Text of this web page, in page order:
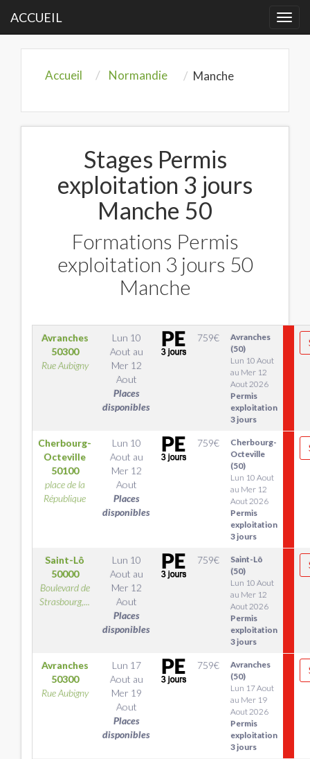
ACCUEIL
Accueil Normandie Manche
Stages Permis
exploitation 3 jours
Manche 50
Formations Permis
exploitation 3 jours 50
Manche
Avranches
50300
Rue Aubigny
Lun 10
Aout au
Mer 12
Aout
Places
disponibles
759€
Avranches
(50)
Lun 10 Aout
au Mer 12
Aout 2026
Permis
exploitation
3 jours
Cherbourg-
Octeville
50100
place de la
République
Lun 10
Aout au
Mer 12
Aout
Places
disponibles
759€
Cherbourg-
Octeville
(50)
Lun 10 Aout
au Mer 12
Aout 2026
Permis
exploitation
3 jours
Saint-Lô
50000
Boulevard de
Strasbourg,...
Lun 10
Aout au
Mer 12
Aout
Places
disponibles
759€
Saint-Lô
(50)
Lun 10 Aout
au Mer 12
Aout 2026
Permis
exploitation
3 jours
Avranches
50300
Rue Aubigny
Lun 17
Aout au
Mer 19
Aout
Places
disponibles
759€
Avranches
(50)
Lun 17 Aout
au Mer 19
Aout 2026
Permis
exploitation
3 jours